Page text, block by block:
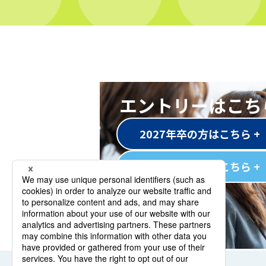
エントリーはこ
2027年卒の方はこちら +
2028年卒の方はこちら +